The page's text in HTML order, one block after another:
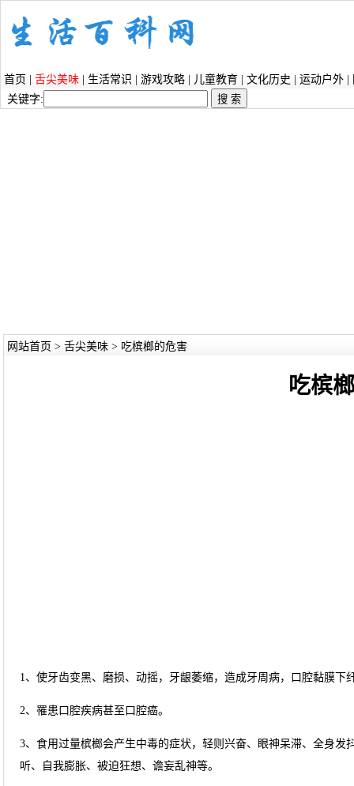
首页 舌尖美味 生活常识 游戏攻略 儿童教育 文化历史 运动户外
关键字:
网站首页 > 舌尖美味> 吃槟榔的危害
吃槟
1、使牙齿变黑、磨损、动摇，牙龈萎缩，造成牙周病，口腔黏膜下
2、罹患口腔疾病甚至口腔癌。
3、食用过量槟榔会产生中毒的症状，轻则兴奋、眼神呆滞、全身
听、自我膨胀、被迫狂想、谵妄乱神等。